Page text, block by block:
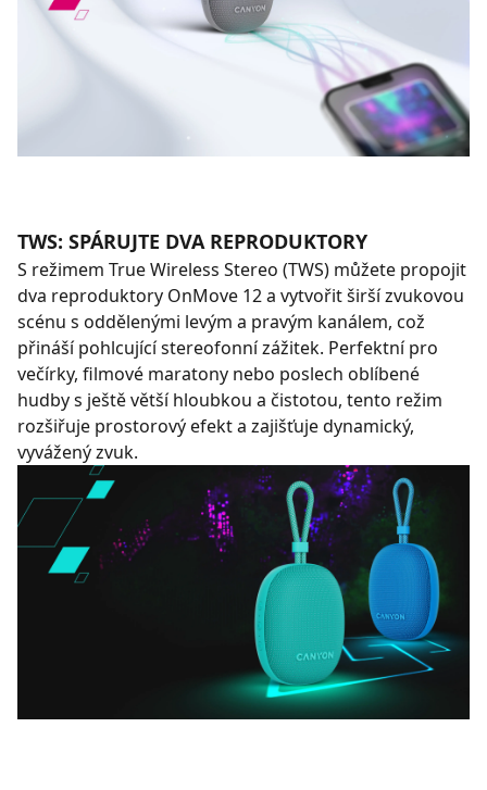
TWS: SPÁRUJTE DVA REPRODUKTORY
S režimem True Wireless Stereo (TWS) můžete propojit
dva reproduktory OnMove 12 a vytvořit širší zvukovou
scénu s oddělenými levým a pravým kanálem, což
přináší pohlcující stereofonní zážitek. Perfektní pro
večírky, filmové maratony nebo poslech oblíbené
hudby s ještě větší hloubkou a čistotou, tento režim
rozšiřuje prostorový efekt a zajišťuje dynamický,
vyvážený zvuk.